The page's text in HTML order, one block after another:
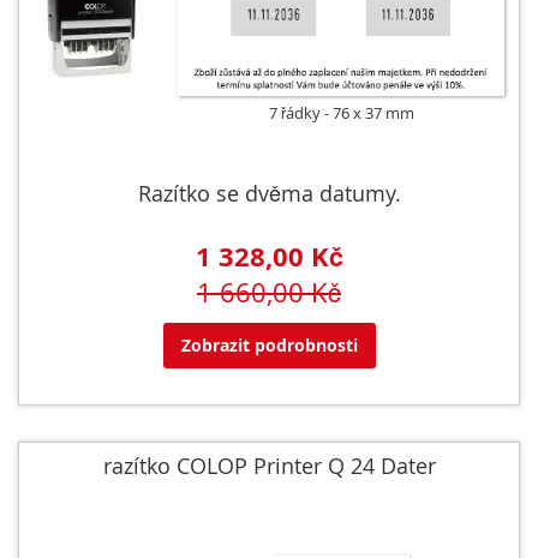
7 řádky 76 x 37 mm
Razítko se dvěma datumy.
1 328,00 Kč
1 660,00 Kč
Zobrazit podrobnosti
razítko COLOP Printer Q 24 Dater